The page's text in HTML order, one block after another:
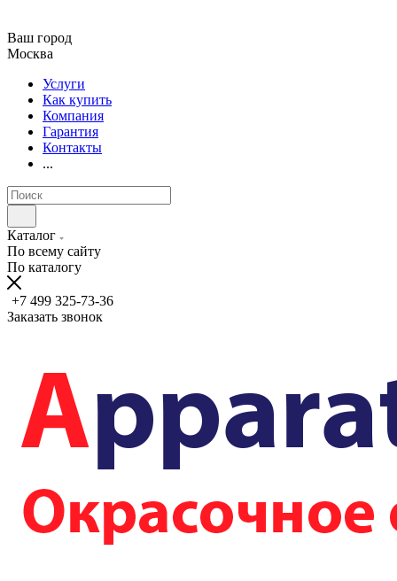
Ваш город
Москва
Услуги
Как купить
Компания
Гарантия
Контакты
...
Каталог
По всему сайту
По каталогу
+7 499 325-73-36
Заказать звонок